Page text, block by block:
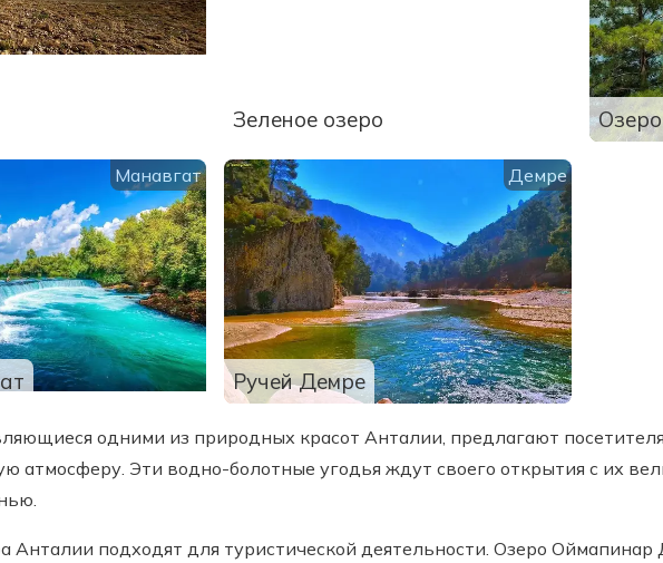
Зеленое озеро
Манавгат
Ручей Демре
Демре
одними из природных красот Анталии, предлагают
атмосферу. Эти водно-болотные угодья ждут своего открытия с их
Анталии подходят для туристической деятельности. Озеро